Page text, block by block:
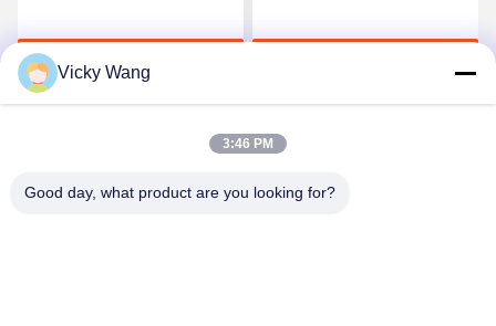
Metaal en Stof
Krijg Beste Prijs
Vicky Wang
3:46 PM
Good day, what product are you looking for?